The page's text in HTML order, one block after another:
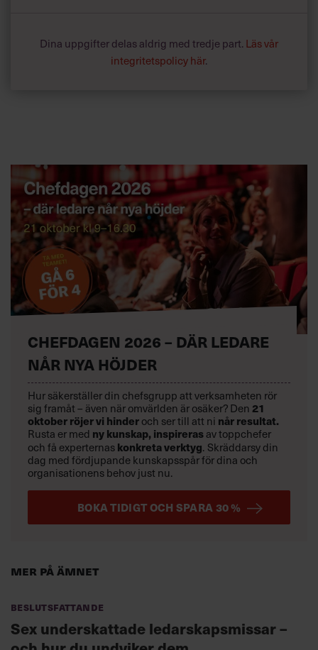
Dina uppgifter delas aldrig med tredje part. Läs vår
integritetspolicy här.
Mer på ämnet
Beslutsfattande
Sex underskattade ledarskapsmissar –
CHEFDAGEN 2026 – DÄR LEDARE
NÅR NYA HÖJDER
Hur säkerställer din chefsgrupp att verksamheten rör
sig framåt – även när omvärlden är osäker? Den 21
oktoberröjer vi hinderoch ser till att ni når resultat.
Rusta er med ny kunskap, inspirerasav toppchefer
och få experternaskonkreta verktyg. Skräddarsy din
dag med fördjupande kunskapsspår för dina och
organisationens behov just nu.
BOKA TIDIGT OCH SPARA 30 %